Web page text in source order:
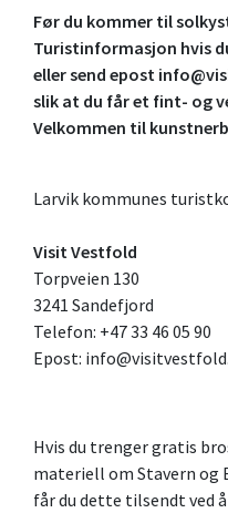
Før du kommer til
Turistinformasjon hvis
eller send epost
slik at du får et fint- og
Velkommen til
Larvik kommunes
Visit Vestfold
Torpveien 130
3241 Sandefjord
Telefon: +47 33 46 05 90
Epost:
Hvis du trenger gratis
materiell om Stavern og
får du dette tilsendt ved